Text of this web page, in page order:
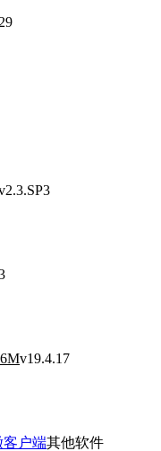
v19.4.17
客户端其他软件